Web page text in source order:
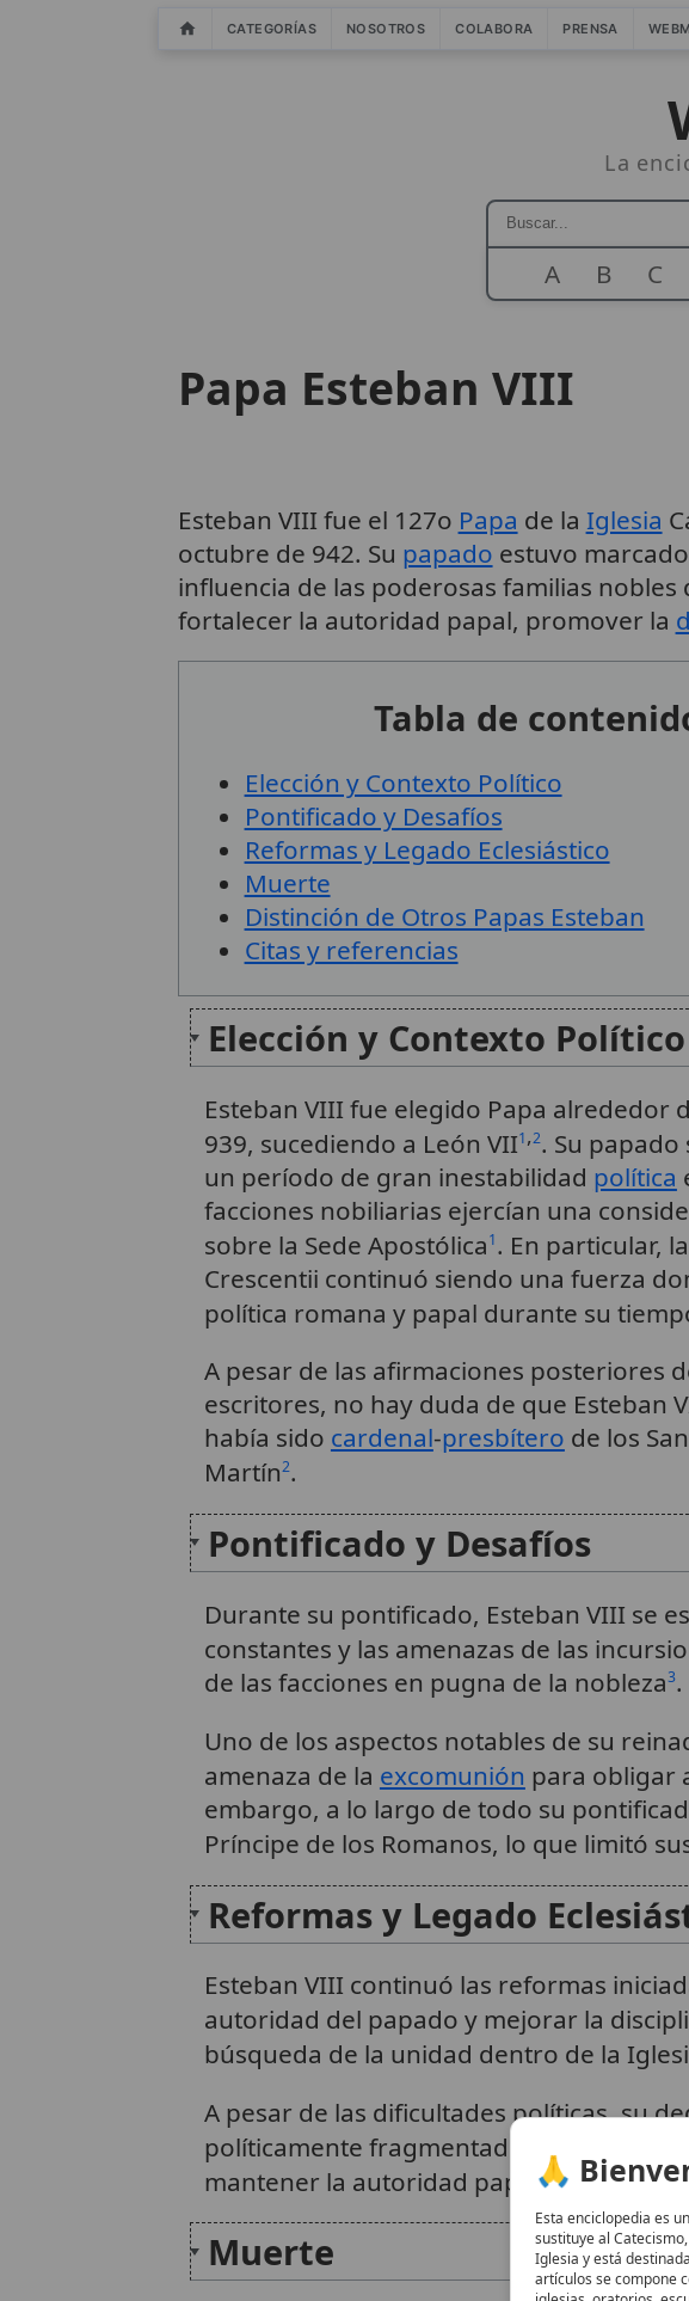
CATEGORÍAS NOSOTROS COLABORA PRENSA
La
A B C
Papa Esteban VIII
Esteban VIII fue el 127o Papa de la Iglesia
octubre de 942. Su papado estuvo
influencia de las poderosas familias nobles
fortalecer la autoridad papal, promover la
Tabla de
Elección y Contexto Político
Pontificado y Desafíos
Reformas y Legado Eclesiástico
Muerte
Distinción de Otros Papas Esteban
Citas y referencias
Elección y Contexto Político
Esteban VIII fue elegido Papa alrededor
939, sucediendo a León VII1,2. Su
un período de gran inestabilidad política
facciones nobiliarias ejercían una
sobre la Sede Apostólica1. En particular,
Crescentii continuó siendo una fuerza
política romana y papal durante su
A pesar de las afirmaciones posteriores
escritores, no hay duda de que Esteban
había sido cardenal-presbítero de los
Martín2.
Pontificado y Desafíos
Durante su pontificado, Esteban VIII se
constantes y las amenazas de las
de las facciones en pugna de la nobleza3.
Uno de los aspectos notables de su
amenaza de la excomunión para obligar
embargo, a lo largo de todo su
Príncipe de los Romanos, lo que limitó
Reformas y Legado
Esteban VIII continuó las reformas
autoridad del papado y mejorar la
búsqueda de la unidad dentro de la
A pesar de las dificultades políticas, su
políticamente fragmentado
. Su
mantener la autoridad papal frente a los
Muerte
🙏
Esta enciclopedia es
sustituye al
Iglesia y está
artículos se compone